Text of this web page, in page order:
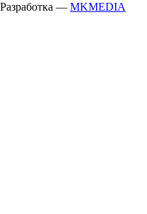
Разработка — MKMEDIA